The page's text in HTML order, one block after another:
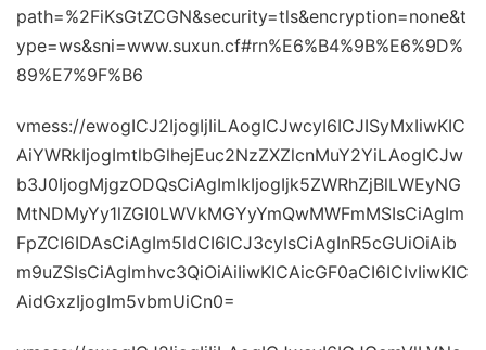
path=%2FiKsGtZCGN&security=tls&encryption=none&t
ype=ws&sni=www.suxun.cf#rn%E6%B4%9B%E6%9D%
89%E7%9F%B6
vmess://ewogICJ2IjogIjIiLAogICJwcyI6ICJISyMxIiwKIC
AiYWRkIjogImtlbGlhejEuc2NzZXZlcnMuY2YiLAogICJw
b3J0IjogMjgzODQsCiAgImlkIjogIjk5ZWRhZjBlLWEyNG
MtNDMyYy1lZGI0LWVkMGYyYmQwMWFmMSIsCiAgIm
FpZCI6IDAsCiAgIm5ldCI6ICJ3cyIsCiAgInR5cGUiOiAib
m9uZSIsCiAgImhvc3QiOiAiIiwKICAicGF0aCI6ICIvIiwKIC
AidGxzIjogIm5vbmUiCn0=